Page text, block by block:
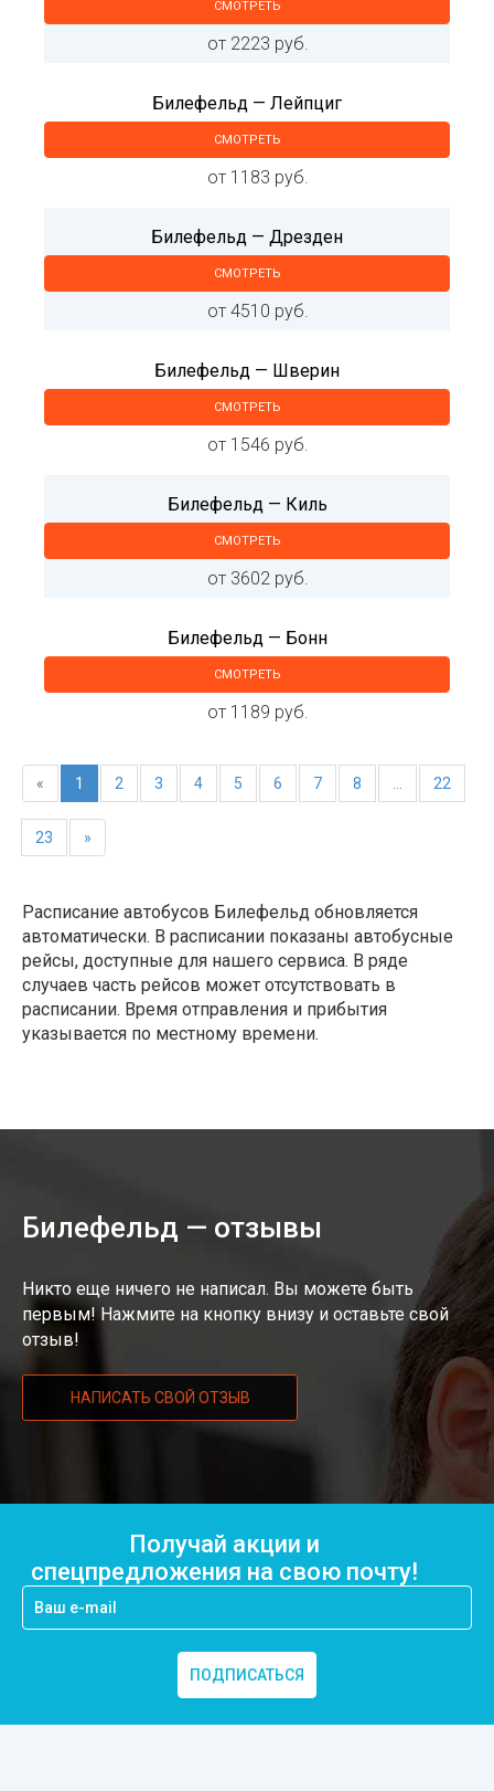
СМОТРЕТЬ
от 2223 руб.
Билефельд — Лейпциг
СМОТРЕТЬ
от 1183 руб.
Билефельд — Дрезден
СМОТРЕТЬ
от 4510 руб.
Билефельд — Шверин
СМОТРЕТЬ
от 1546 руб.
Билефельд — Киль
СМОТРЕТЬ
от 3602 руб.
Билефельд — Бонн
СМОТРЕТЬ
от 1189 руб.
« 1 2 3 4 5 6 7 8 22
23 »
Расписание автобусов Билефельд обновляется
автоматически. В расписании показаны автобусные
рейсы, доступные для нашего сервиса. В ряде
случаев часть рейсов может отсутствовать в
расписании. Время отправления и прибытия
указывается по местному времени.
Билефельд — отзывы
Никто еще ничего не написал. Вы можете быть
первым! Нажмите на кнопку внизу и оставьте свой
отзыв!
НАПИСАТЬ СВОЙ ОТЗЫВ
Получай акции и
спецпредложения на свою почту!
ПОДПИСАТЬСЯ